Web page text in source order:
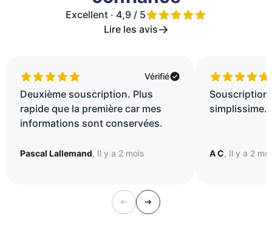
Excellent · 4,9 / 5
Lire les avis
Vérifié
Deuxième souscription. Plus
rapide que la première car mes
informations sont conservées.
Pascal Lallemand, Il y a 2 mois
Souscription
A C, Il y a 2